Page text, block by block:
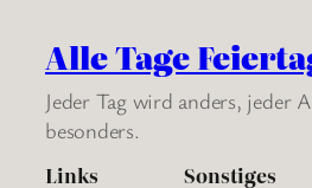
Alle Tage
Jeder Tag wird anders, jeder
besonders.
Links
Sonstiges